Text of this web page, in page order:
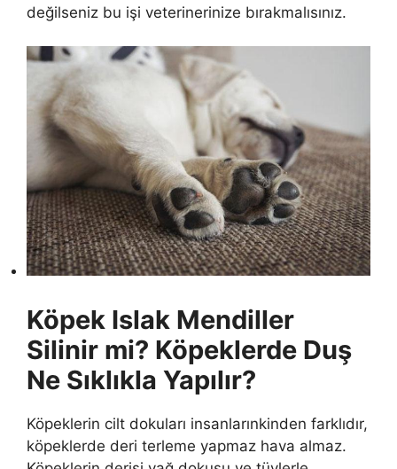
değilseniz bu işi veterinerinize bırakmalısınız.
Köpek Islak Mendiller
Silinir mi? Köpeklerde Duş
Ne Sıklıkla Yapılır?
Köpeklerin cilt dokuları insanlarınkinden farklıdır,
köpeklerde deri terleme yapmaz hava almaz.